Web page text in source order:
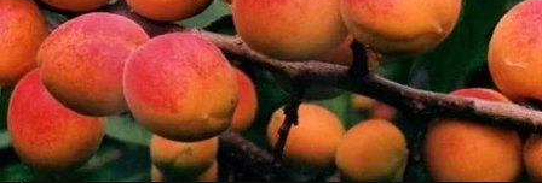
Главная
Каталог
Войти